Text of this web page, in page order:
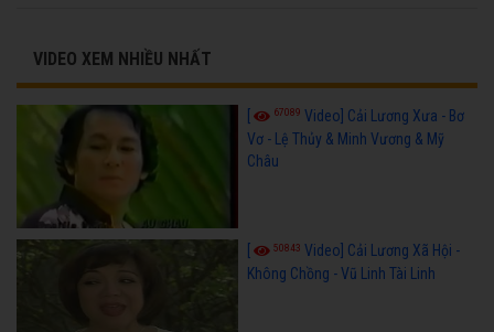
VIDEO XEM NHIỀU NHẤT
[ 67089 Video] Cải Lương Xưa - Bơ
Vơ - Lệ Thủy & Minh Vương & Mỹ
Châu
50843 Video] Cải Lương Xã Hội -
Không Chồng - Vũ Linh Tài Linh